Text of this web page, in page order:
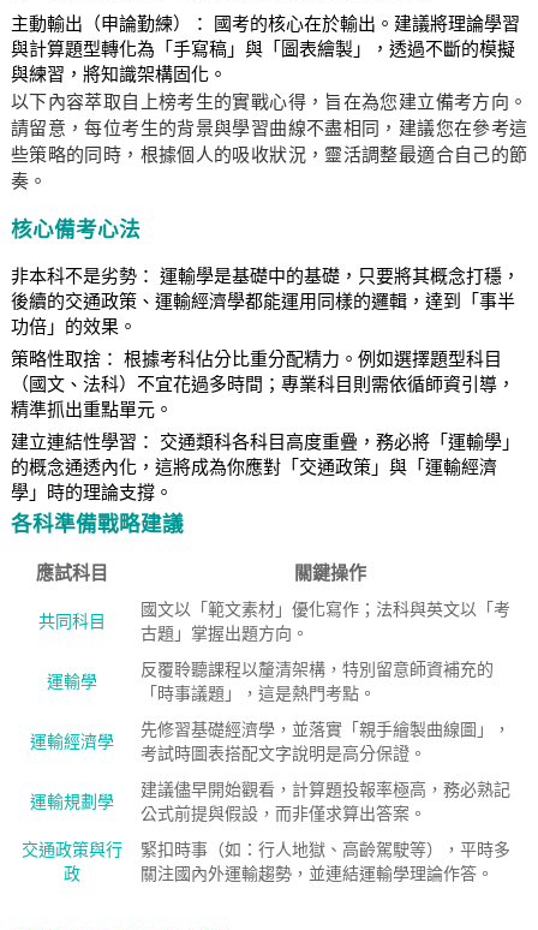
主動輸出（申論勤練）： 國考的核心在於輸出。建議將理論學習
與計算題型轉化為「手寫稿」與「圖表繪製」，透過不斷的模擬
與練習，將知識架構固化。
以下內容萃取自上榜考生的實戰心得，旨在為您建立備考方向。
請留意，每位考生的背景與學習曲線不盡相同，建議您在參考這
些策略的同時，根據個人的吸收狀況，靈活調整最適合自己的節
奏。
核心備考心法
非本科不是劣勢： 運輸學是基礎中的基礎，只要將其概念打穩，
後續的交通政策、運輸經濟學都能運用同樣的邏輯，達到「事半
功倍」的效果。
策略性取捨： 根據考科佔分比重分配精力。例如選擇題型科目
（國文、法科）不宜花過多時間；專業科目則需依循師資引導，
精準抓出重點單元。
建立連結性學習： 交通類科各科目高度重疊，務必將「運輸學」
的概念通透內化，這將成為你應對「交通政策」與「運輸經濟
學」時的理論支撐。
各科準備戰略建議
應試科目 關鍵操作
共同科目
國文以「範文素材」優化寫作；法科與英文以「考
古題」掌握出題方向。
運輸學
反覆聆聽課程以釐清架構，特別留意師資補充的
「時事議題」，這是熱門考點。
運輸經濟學
先修習基礎經濟學，並落實「親手繪製曲線圖」，
考試時圖表搭配文字說明是高分保證。
運輸規劃學
建議儘早開始觀看，計算題投報率極高，務必熟記
公式前提與假設，而非僅求算出答案。
交通政策與行
政
緊扣時事（如：行人地獄、高齡駕駛等），平時多
關注國內外運輸趨勢，並連結運輸學理論作答。